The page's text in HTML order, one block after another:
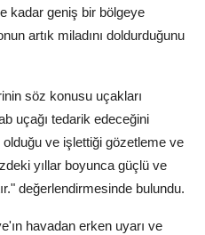
kadar geniş bir bölgeye
artık miladını doldurduğunu
söz konusu uçakları
uçağı tedarik edeceğini
ve işlettiği gözetleme ve
yıllar boyunca güçlü ve
değerlendirmesinde bulundu.
havadan erken uyarı ve